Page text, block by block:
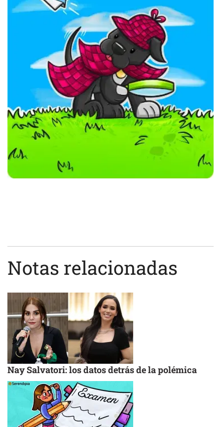
Notas relacionadas
Nay Salvatori: los datos detrás de la polémica